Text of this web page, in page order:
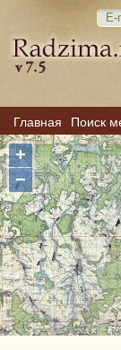
Главная Поиск
+
−